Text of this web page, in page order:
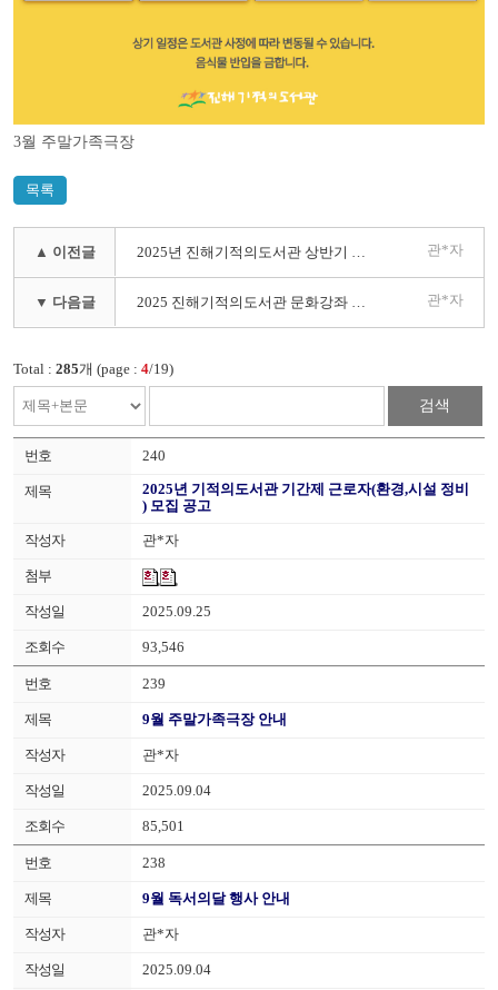
3월 주말가족극장
목록
▲ 이전글 관*자
▼ 다음글 관*자
Total : 285개 (page : 4/19)
검색
240
2025년 기적의도서관 기간제 근로자(환경,시설 정비
) 모집 공고
관*자
2025.09.25
93,546
239
9월 주말가족극장 안내
관*자
2025.09.04
85,501
238
9월 독서의달 행사 안내
관*자
2025.09.04